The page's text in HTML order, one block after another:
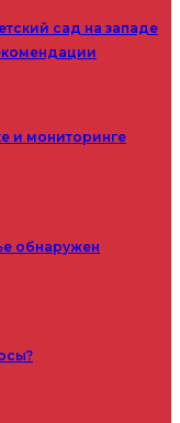
сад на западе
и мониторинге
обнаружен